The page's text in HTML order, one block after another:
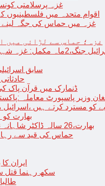
غزہ پرسلامتی
اقوام متحدہ میں فلسطینیوں کے حق میں 5 قراردادیں
غزہ میں حماس کی جگہ لینے
غزہ؛ حماس سے لڑائی میں
سمیت16ہزارفلسطینی شہید
سابق
ڈنمارک میں قرآن پاک
وزیر پاسپورٹ معاملہ
کو مسترد کرتے ہیں
بھارت
بھارت،26 سالہ ڈاکٹر شاہانہ نے جہیز کے تقاضے پر اپنی زندگی کا خاتمہ کر لیا
حماس کی قید سے رہا
ایران
سکھ رہنما قتل